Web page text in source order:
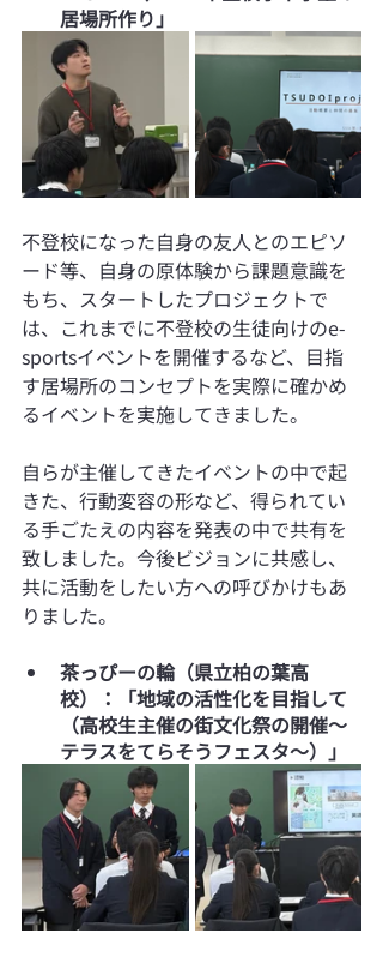
居場所作り」
不登校になった自身の友人とのエピソ
ード等、自身の原体験から課題意識を
もち、スタートしたプロジェクトで
は、これまでに不登校の生徒向けのe-
sportsイベントを開催するなど、目指
す居場所のコンセプトを実際に確かめ
るイベントを実施してきました。
自らが主催してきたイベントの中で起
きた、行動変容の形など、得られてい
る手ごたえの内容を発表の中で共有を
致しました。今後ビジョンに共感し、
共に活動をしたい方への呼びかけもあ
りました。
茶っぴーの輪（県立柏の葉高
校）：「地域の活性化を目指して
（高校生主催の街文化祭の開催～
テラスをてらそうフェスタ～）」